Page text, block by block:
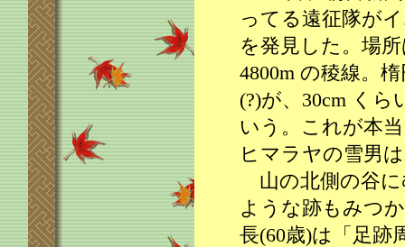
ってる遠征隊が
を発見した。場
4800m の稜線。
(?)が、30cm く
いう。これが本
ヒマラヤの雪男
山の北側の谷に
ような跡もみつ
長(60歳)は「足跡